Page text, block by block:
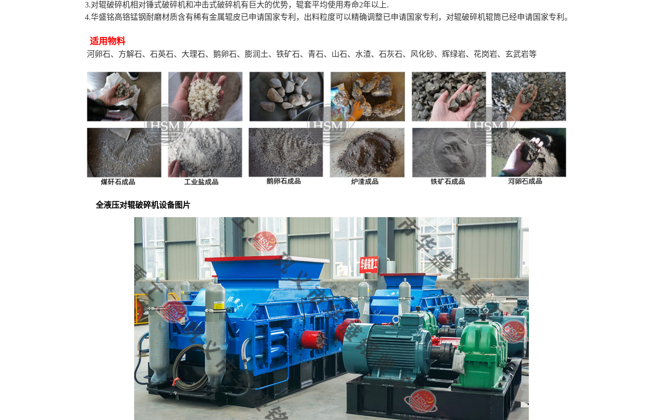
3.对辊破碎机相对锤式破碎机和冲击式破碎机有巨大的优势，辊套平均使用寿命2年以上.
4.华盛铭高铬锰钢耐磨材质含有稀有金属辊皮已申请国家专利，出料粒度可以精确调整已申请国家专利，对辊破碎机辊筒已经申请国家专利。
适用物料
河卵石、方解石、石英石、大理石、鹅卵石、膨润土、铁矿石、青石、山石、水渣、石灰石、风化砂、辉绿岩、花岗岩、玄武岩等
全液压对辊破碎机设备图片